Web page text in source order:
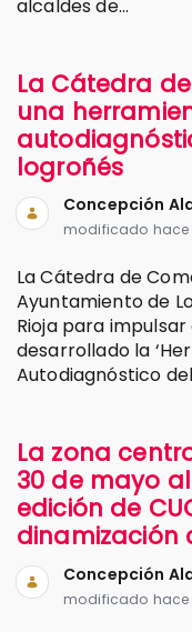
alcaldes de...
La Cátedra
una
logroñés
Concepción
modificado hace
La Cátedra de
Ayuntamiento de
Rioja para
desarrollado la
Autodiagnóstico
La zona
30 de mayo
edición de
dinamización
Concepción
modificado hace